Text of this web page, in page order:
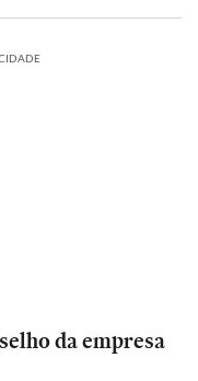
da empresa